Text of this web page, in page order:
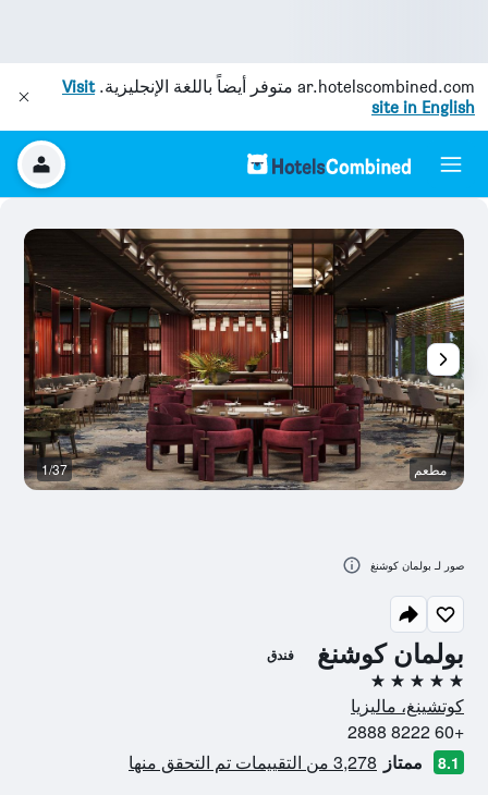
ar.hotelscombined.com متوفر أيضاً باللغة الإنجليزية.Visit
site in English
بولمان كوشنغ فندق
5 نجوم
كوتشينغ، ماليزيا
+60 8222 2888
8.1 ممتاز 3,278 من التقييمات تم التحقق منها
مطعم 1/37
صور لـ بولمان كوشنغ